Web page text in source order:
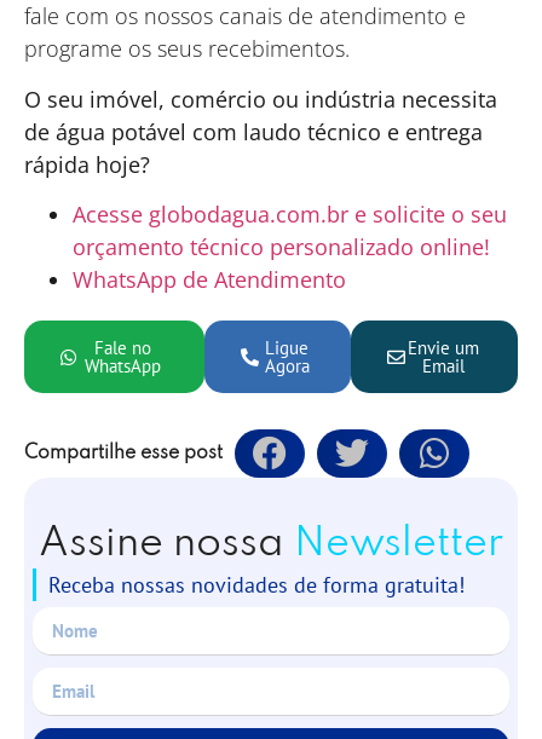
fale com os nossos canais de atendimento e
programe os seus recebimentos.
O seu imóvel, comércio ou indústria necessita
de água potável com laudo técnico e entrega
rápida hoje?
Acesse globodagua.com.br e solicite o seu
orçamento técnico personalizado online!
WhatsApp de Atendimento
Fale no
WhatsApp
Ligue
Agora
Envie um
Email
Compartilhe esse post
Assine nossa Newsletter
Receba nossas novidades de forma gratuita!